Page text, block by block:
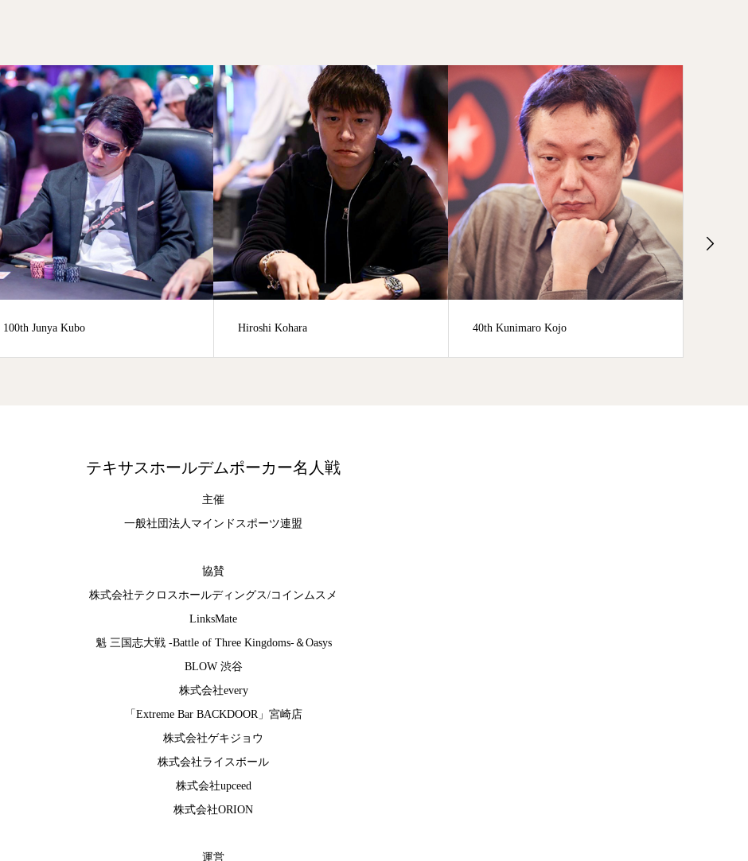
40th Kunimaro Kojo
テキサスホールデムポーカー名人戦
主催
一般社団法人マインドスポーツ連盟
協賛
株式会社テクロスホールディングス/コインムスメ
LinksMate
魁 三国志大戦 -Battle of Three Kingdoms-＆ Oasys
BLOW 渋谷
株式会社every
「Extreme Bar BACKDOOR」宮崎店
株式会社ゲキジョウ
株式会社ライスボール
株式会社upceed
株式会社ORION
運営